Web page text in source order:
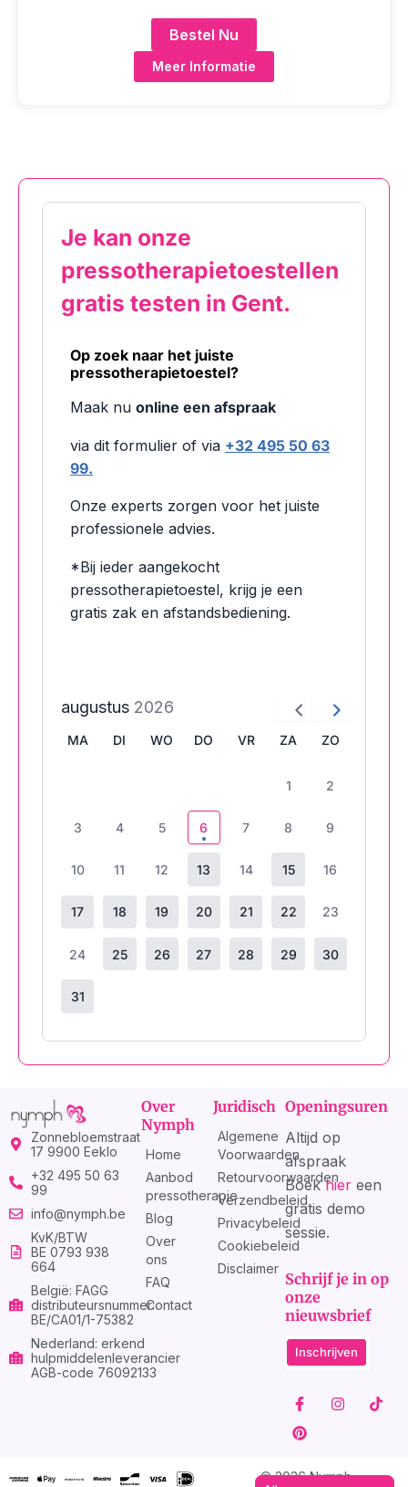
Bestel Nu
Meer Informatie
Je kan onze
pressotherapietoestellen
gratis testen in Gent.
Op zoek naar het juiste
pressotherapietoestel?
Maak nu online een afspraak
via dit formulier of via +32 495 50 63
99.
Onze experts zorgen voor het juiste
professionele advies.
*Bij ieder aangekocht
pressotherapietoestel, krijg je een
gratis zak en afstandsbediening.
augustus 2026
MA DI WO DO VR ZA ZO
1 2
3 4 5 6 7 8 9
10 11 12 13 14 15 16
17 18 19 20 21 22 23
24 25 26 27 28 29 30
31
Zonnebloemstraat
17 9900 Eeklo
+32 495 50 63
99
info@nymph.be
KvK/BTW
BE 0793 938
664
België: FAGG
distributeursnummer:
BE/CA01/1-75382
Nederland: erkend
hulpmiddelenleverancier
AGB-code 76092133
Over
Nymph
Home
Aanbod
pressotherapie
Blog
Over
ons
FAQ
Contact
Juridisch
Algemene
Voorwaarden
Retourvoorwaarden
Verzendbeleid
Privacybeleid
Cookiebeleid
Disclaimer
Openingsuren
Altijd op
afspraak
Boekhier een
gratis demo
sessie.
Schrijf je in op
onze
nieuwsbrief
Inschrijven
F
a
c
e
o
I
n
g
T
i
P
i
n
t
r
© 2026 Nymph